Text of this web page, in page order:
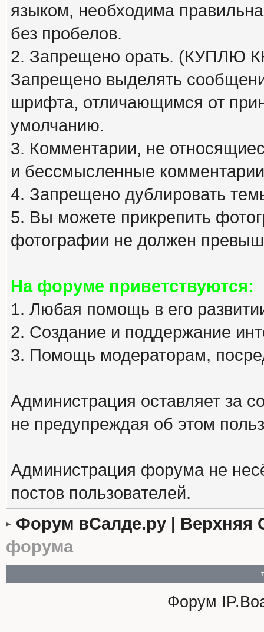
языком, необходима
без пробелов.
2. Запрещено орать. (КУПЛЮ
Запрещено выделять
шрифта, отличающимся от
умолчанию.
3. Комментарии, не
и бессмысленные
4. Запрещено дублировать
5. Вы можете прикрепить
фотографии не должен
На форуме приветствуются:
1. Любая помощь в его
2. Создание и поддержание
3. Помощь модераторам,
Администрация оставляет за
не предупреждая об этом
Администрация форума не
постов пользователей.
Форум вСалде.ру | Верхняя
форума
Форум